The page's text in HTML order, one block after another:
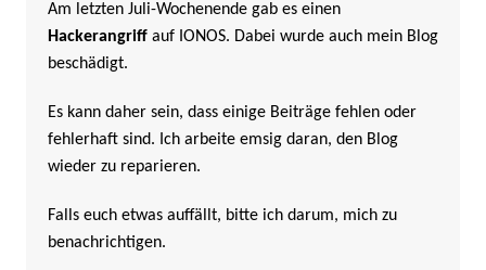
Am letzten Juli-Wochenende gab es einen
Hackerangriffauf IONOS. Dabei wurde auch mein Blog
beschädigt.
Es kann daher sein, dass einige Beiträge fehlen oder
fehlerhaft sind. Ich arbeite emsig daran, den Blog
wieder zu reparieren.
Falls euch etwas auffällt, bitte ich darum, mich zu
benachrichtigen.